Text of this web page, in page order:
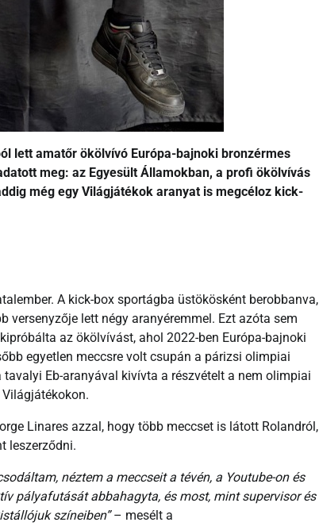
lett amatőr ökölvívó Európa-bajnoki bronzérmes
meg: az Egyesült Államokban, a profi ökölvívás
még egy Világjátékok aranyat is megcéloz kick-
A kick-box sportágba üstökösként berobbanva,
versenyzője lett négy aranyéremmel. Ezt azóta sem
az ökölvívást, ahol 2022-ben Európa-bajnoki
egyetlen meccsre volt csupán a párizsi olimpiai
Eb-aranyával kivívta a részvételt a nem olimpiai
Linares azzal, hogy több meccset is látott Rolandról,
leszerződni.
néztem a meccseit a tévén, a Youtube-on és
pályafutását abbahagyta, és most, mint supervisor és
színeiben”– mesélt a